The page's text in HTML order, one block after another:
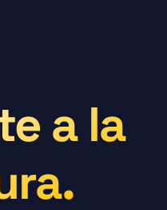
a la